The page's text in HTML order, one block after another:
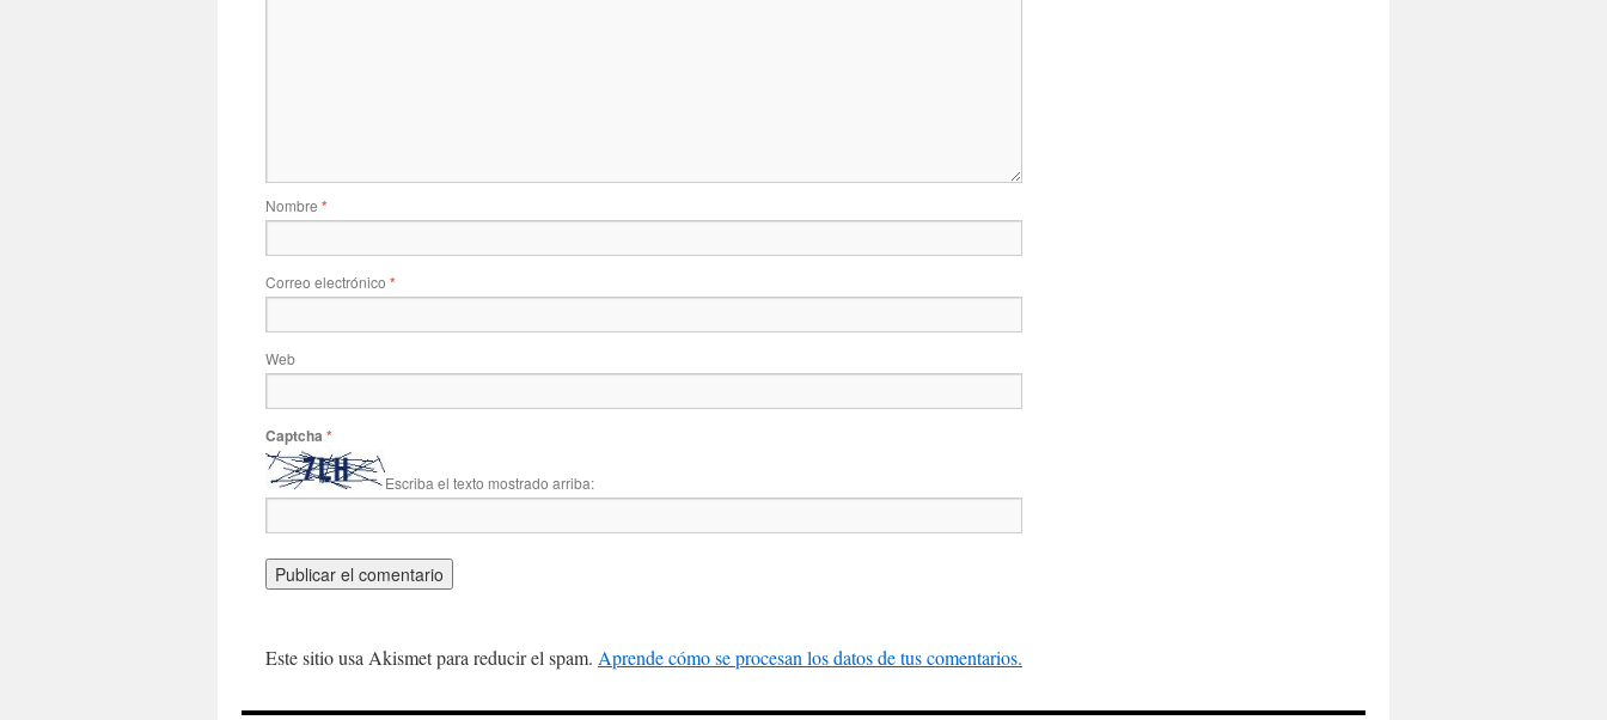
Nombre *
Correo electrónico *
Web
Captcha *
Escriba el texto mostrado arriba:
Este sitio usa Akismet para reducir el spam. Aprende cómo se procesan los datos de tus comentarios.